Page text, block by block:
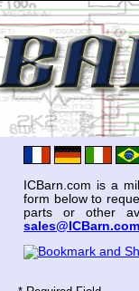
ICBarn.com is a
form below to
parts or other
sales@ICBarn.com